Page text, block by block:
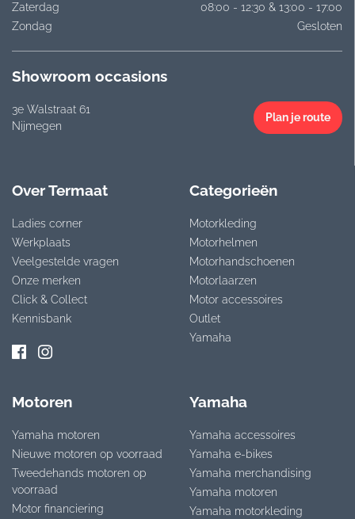
Zaterdag
08:00 - 12:30 & 13:00 - 17:00
Zondag
Gesloten
Showroom occasions
3e Walstraat 61
Nijmegen
Plan je route
Over Termaat
Ladies corner
Werkplaats
Veelgestelde vragen
Onze merken
Click & Collect
Kennisbank
Categorieën
Motorkleding
Motorhelmen
Motorhandschoenen
Motorlaarzen
Motor accessoires
Outlet
Yamaha
Motoren
Yamaha motoren
Nieuwe motoren op voorraad
Tweedehands motoren op
voorraad
Motor financiering
Yamaha
Yamaha accessoires
Yamaha e-bikes
Yamaha merchandising
Yamaha motoren
Yamaha motorkleding